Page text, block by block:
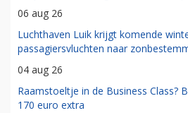
06 aug 26
Luchthaven Luik krijgt komende
passagiersvluchten naar
04 aug 26
Raamstoeltje in de Business Class?
170 euro extra